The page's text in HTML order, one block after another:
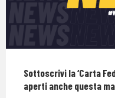
Sottoscrivi la ‘Carta
aperti anche questa